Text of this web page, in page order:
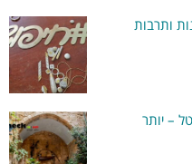
ותרבות
– יותר